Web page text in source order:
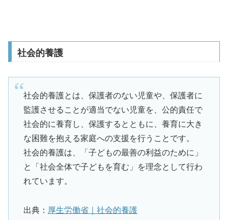
社会的養護
社会的養護とは、保護者のない児童や、保護者に
監護させることが適当でない児童を、公的責任で
社会的に養育し、保護するとともに、養育に大き
な困難を抱える家庭への支援を行うことです。
社会的養護は、「子どもの最善の利益のために」
と「社会全体で子どもを育む」を理念として行わ
れています。
出典： 厚生労働省｜社会的養護